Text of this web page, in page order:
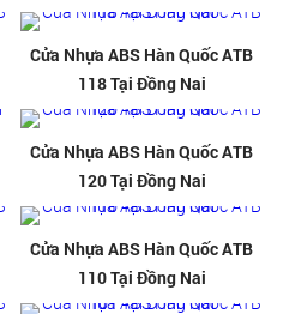
Cửa Nhựa ABS Hàn Quốc ATB
118 Tại Đồng Nai
Cửa Nhựa ABS Hàn Quốc ATB
120 Tại Đồng Nai
Cửa Nhựa ABS Hàn Quốc ATB
110 Tại Đồng Nai